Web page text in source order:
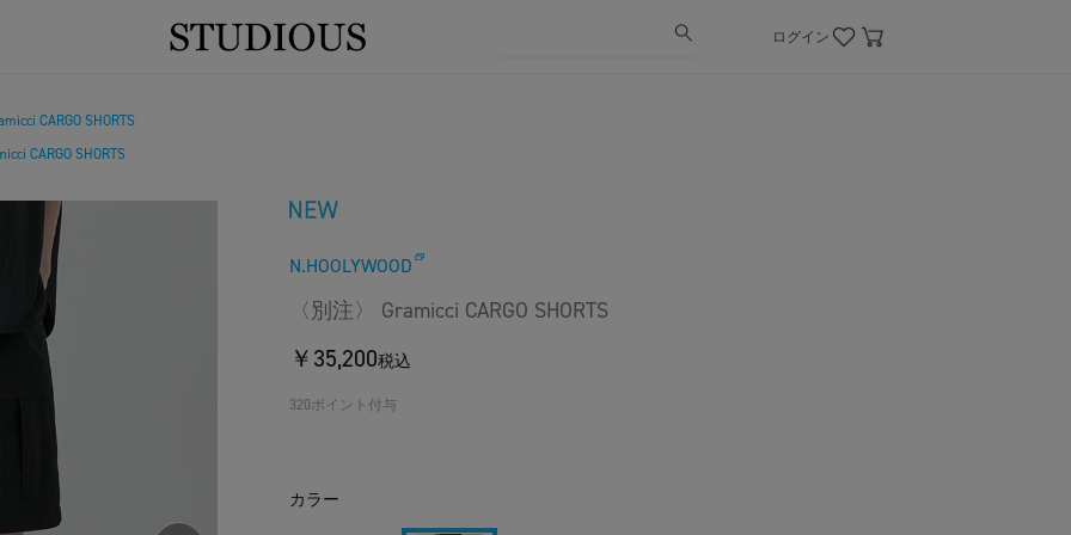
ログイン
CARGO SHORTS
CARGO SHORTS
N.HOOLYWOOD
〈別注〉 Gramicci CARGO SHORTS
￥35,200税込
320ポイント付与
カラー